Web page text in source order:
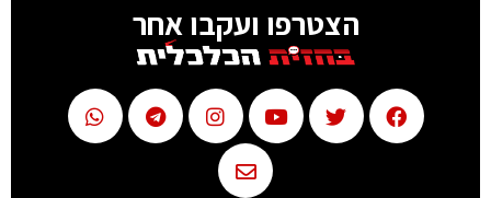
הצטרפו ועקבו אחר